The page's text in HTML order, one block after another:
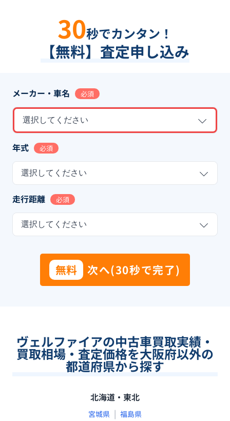
30秒でカンタン！
【無料】査定申し込み
メーカー・車名 必須
選択してください
年式 必須
選択してください
走行距離 必須
選択してください
無料 次へ(30秒で完了)
ヴェルファイアの中古車買取実績・
買取相場・査定価格を大阪府以外の
都道府県から探す
北海道・東北
宮城県 | 福島県